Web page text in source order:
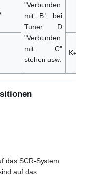
"Verbunden
mit B", bei
Tuner D
"Verbunden
mit C"
stehen usw.
Keine
das SCR-System
auf das